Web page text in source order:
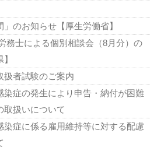
」のお知らせ【厚生労働省】
務士による個別相談会（8月分）の
扱者試験のご案内
染症の発生により申告・納付が困難
取扱いについて
染症に係る雇用維持等に対する配慮